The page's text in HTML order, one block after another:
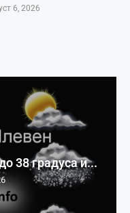
6, 2026
38 градуса и...